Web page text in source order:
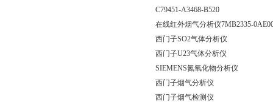
C79451-A3468-B520
在线红外烟气分析仪7MB2335-
西门子SO2气体分析仪
西门子U23气体分析仪
SIEMENS氮氧化物分析仪
西门子烟气分析仪
西门子烟气检测仪